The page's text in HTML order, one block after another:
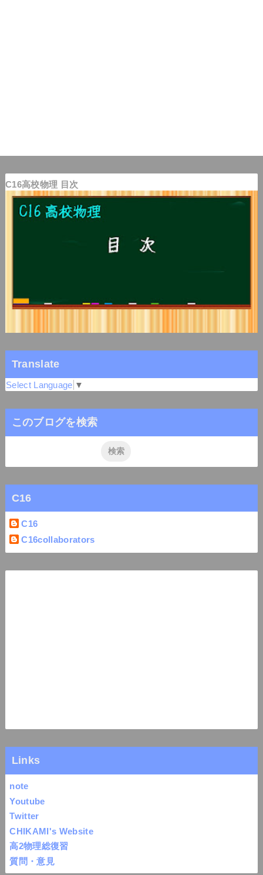
C16高校物理 目次
Translate
Select Language ▼
このブログを検索
C16
C16
C16collaborators
Links
note
Youtube
Twitter
CHIKAMI's Website
高2物理総復習
質問・意見